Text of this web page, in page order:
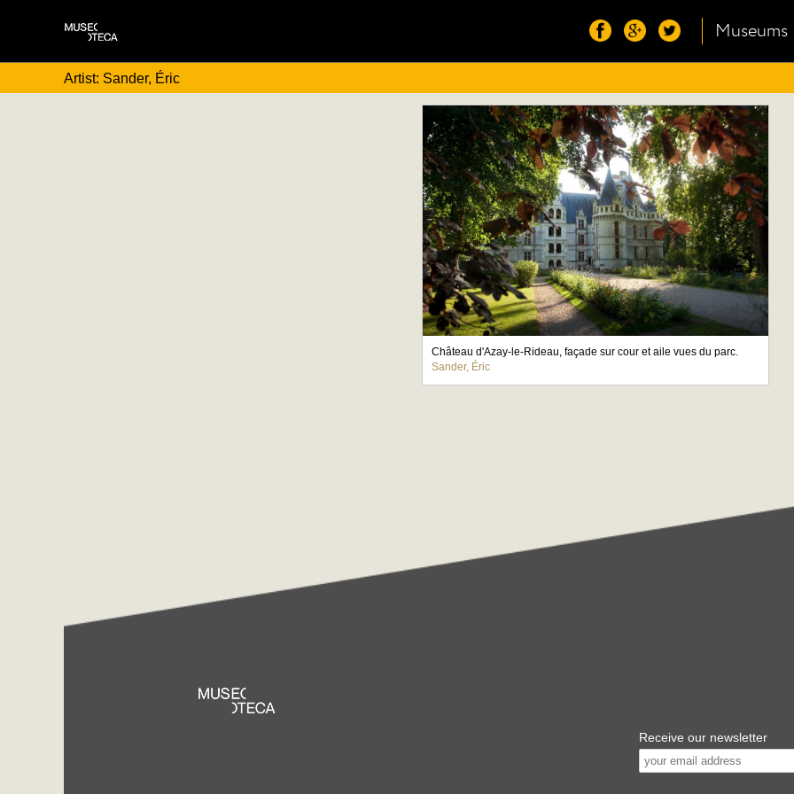
Museums
Artist: Sander, Éric
Château d'Azay-le-Rideau, façade sur cour et aile vues du parc.
Sander, Éric
Receive our newsletter